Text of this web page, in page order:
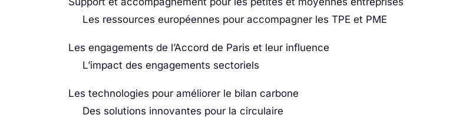
Les ressources européennes pour accompagner les TPE et PME
Les engagements de l’Accord de Paris et leur influence
L’impact des engagements sectoriels
Les technologies pour améliorer le bilan carbone
Des solutions innovantes pour la circulaire